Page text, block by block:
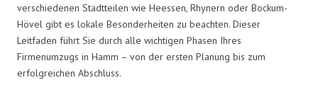
verschiedenen Stadtteilen wie Heessen, Rhynern oder Bockum-
Hövel gibt es lokale Besonderheiten zu beachten. Dieser
Leitfaden führt Sie durch alle wichtigen Phasen Ihres
Firmenumzugs in Hamm – von der ersten Planung bis zum
erfolgreichen Abschluss.